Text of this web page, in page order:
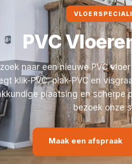
PVC
naar een nieuwe PVC
klik-PVC, plak-PVC en
plaatsing en scherpe
bezoek onze
Maak een afspraak